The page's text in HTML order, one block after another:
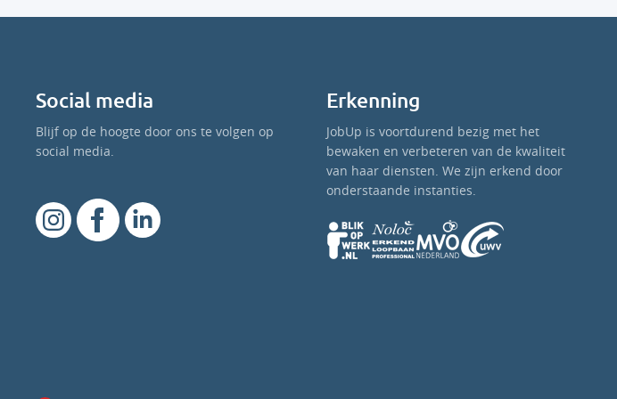
Social media
Blijf op de hoogte door ons te volgen op
social media.
Erkenning
JobUp is voortdurend bezig met het
bewaken en verbeteren van de kwaliteit
van haar diensten. We zijn erkend door
onderstaande instanties.